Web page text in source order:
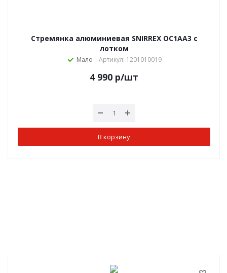
Стремянка алюминиевая SNIRREX OC1AA3 с
лотком
Мало Артикул: 1201010019
4 990 р/шт
В корзину